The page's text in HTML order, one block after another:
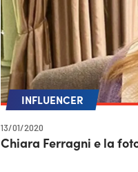
INFLUENCER
13/01/2020
Chiara Ferragni e la